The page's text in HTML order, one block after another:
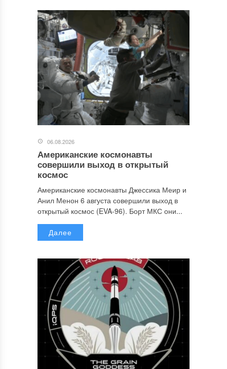
06.08.2026
Американские космонавты
совершили выход в открытый
космос
Американские космонавты Джессика Меир и
Анил Менон 6 августа совершили выход в
открытый космос (EVA-96). Борт МКС они...
Далее